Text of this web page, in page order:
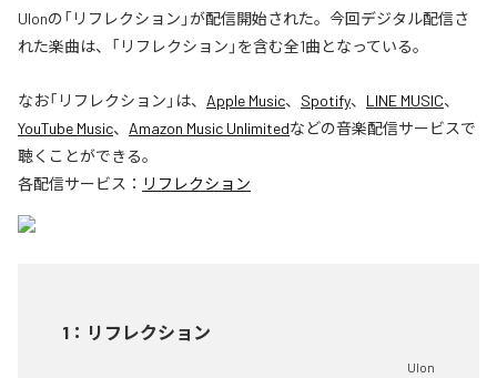
Ulonの「リフレクション」が配信開始された。今回デジタル配信さ
れた楽曲は、「リフレクション」を含む全1曲となっている。
なお「リフレクション 」は、 Apple Music、 Spotify、 LINE MUSIC、
YouTube Music、 Amazon Music Unlimitedなどの音楽配信サービスで
聴くことができる。
各配信サービス： リフレクション
1 ： リフレクション
Ulon